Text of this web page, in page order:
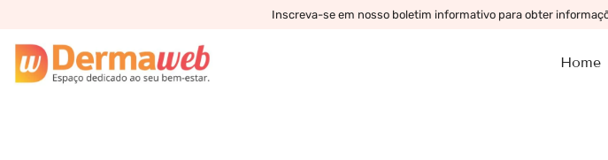
Inscreva-se em nosso boletim informativo para obter
Home